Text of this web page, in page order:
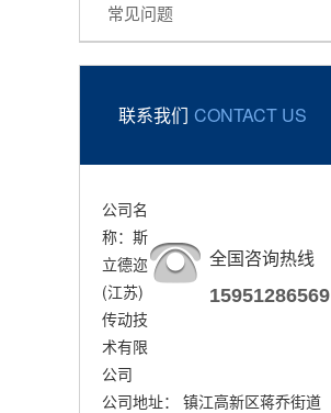
常见问题
联系我们 CONTACT US
全国咨询热线
15951286569
公司名
称：斯
立德迩
(江苏)
传动技
术有限
公司
公司地址： 镇江高新区蒋乔街道